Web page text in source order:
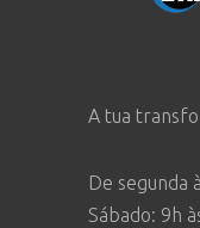
A tua
De segunda
Sábado: 9h